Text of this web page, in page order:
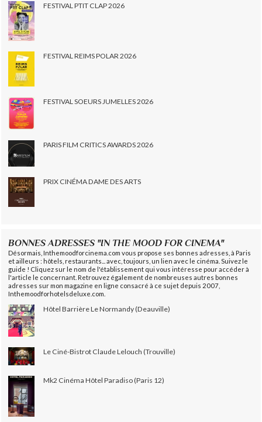
FESTIVAL PTIT CLAP 2026
FESTIVAL REIMS POLAR 2026
FESTIVAL SOEURS JUMELLES 2026
PARIS FILM CRITICS AWARDS 2026
PRIX CINÉMA DAME DES ARTS
BONNES ADRESSES "IN THE MOOD FOR CINEMA"
Désormais, Inthemoodforcinema.com vous propose ses bonnes adresses, à Paris
et ailleurs : hôtels, restaurants... avec, toujours, un lien avec le cinéma. Suivez le
guide ! Cliquez sur le nom de l'établissement qui vous intéresse pour accéder à
l'article le concernant. Retrouvez également de nombreuses autres bonnes
adresses sur mon magazine en ligne consacré à ce sujet depuis 2007,
Inthemoodforhotelsdeluxe.com.
Hôtel Barrière Le Normandy (Deauville)
Le Ciné-Bistrot Claude Lelouch (Trouville)
Mk2 Cinéma Hôtel Paradiso (Paris 12)